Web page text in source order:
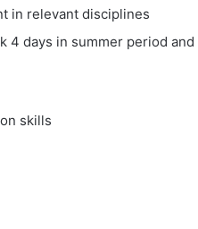
in relevant disciplines
4 days in summer period
skills